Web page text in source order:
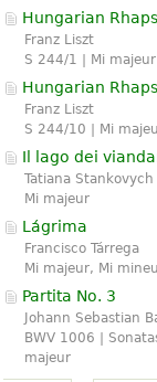
Hungarian
Franz Liszt
S 244/1 | Mi majeur
Hungarian
Franz Liszt
S 244/10 | Mi
Il lago dei
Tatiana Stankovych
Mi majeur
Lágrima
Francisco Tárrega
Mi majeur, Mi
Partita No. 3
Johann Sebastian
BWV 1006 |
majeur